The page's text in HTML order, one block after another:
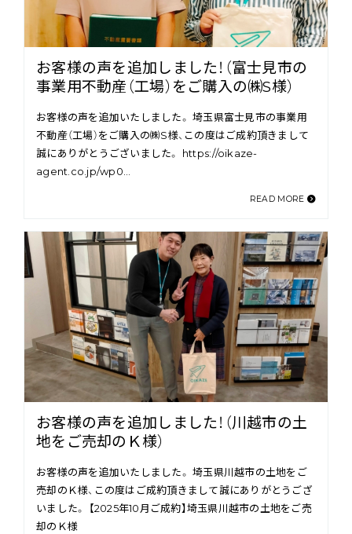
お客様の声を追加しました！（富士見市の
事業用不動産（工場）をご購入の㈱S様）
お客様の声を追加いたしました。 埼玉県富士見市の事業用
不動産（工場）をご購入の㈱S様、この度はご成約頂きまして
誠にありがとうございました。 https://oikaze-
agent.co.jp/wp0…
READ MORE
お客様の声を追加しました！（川越市の土
地をご売却のＫ様）
お客様の声を追加いたしました。 埼玉県川越市の土地をご
売却のＫ様、この度はご成約頂きまして誠にありがとうござ
いました。 【2025年10月ご成約】埼玉県川越市の土地をご売
却のＫ様